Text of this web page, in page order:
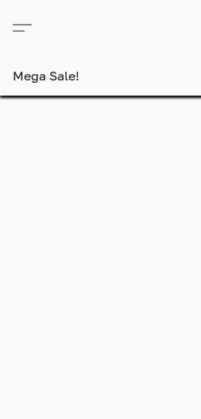
Mega Sale!